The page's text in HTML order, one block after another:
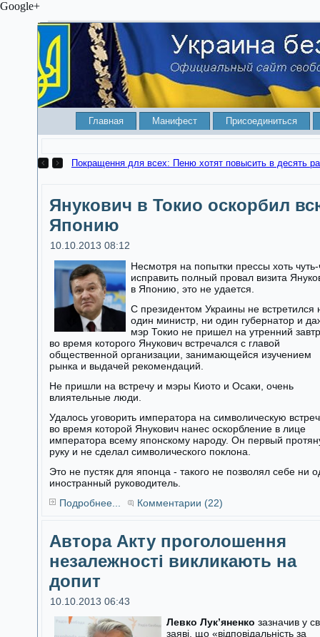
Google+
Главная Манифест Присоединиться
Покращення для всех: Пеню хотят повысить в десять
Янукович в Токио оскорбил
Японию
10.10.2013 08:12
Несмотря на попытки прессы хоть чуть-
исправить полный провал визита
в Японию, это не удается.
С президентом Украины не встретился
один министр, ни один губернатор и
мэр Токио не пришел на утренний
во время которого Янукович встречался с главой
общественной организации, занимающейся изучением
рынка и выдачей рекомендаций.
Не пришли на встречу и мэры Киото и Осаки, очень
влиятельные люди.
Удалось уговорить императора на символическую
во время которой Янукович нанес оскорбление в лице
императора всему японскому народу. Он первый
руку и не сделал символического поклона.
Это не пустяк для японца - такого не позволял себе ни
иностранный руководитель.
Подробнее...
Комментарии (22)
Автора Акту проголошення
незалежності викликають на
допит
10.10.2013 06:43
Левко Лук’яненко зазначив у
заяві, що «відповідальність за